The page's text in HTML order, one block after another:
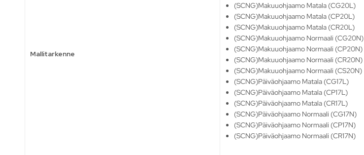
Mallitarkenne
(SCNG)Makuuohjaamo Matala (CG20L)
(SCNG)Makuuohjaamo Matala (CP20L)
(SCNG)Makuuohjaamo Matala (CR20L)
(SCNG)Makuuohjaamo Normaali (CG20N)
(SCNG)Makuuohjaamo Normaali (CP20N)
(SCNG)Makuuohjaamo Normaali (CR20N)
(SCNG)Makuuohjaamo Normaali (CS20N)
(SCNG)Päiväohjaamo Matala (CG17L)
(SCNG)Päiväohjaamo Matala (CP17L)
(SCNG)Päiväohjaamo Matala (CR17L)
(SCNG)Päiväohjaamo Normaali (CG17N)
(SCNG)Päiväohjaamo Normaali (CP17N)
(SCNG)Päiväohjaamo Normaali (CR17N)